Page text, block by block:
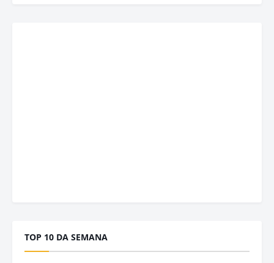
TOP 10 DA SEMANA